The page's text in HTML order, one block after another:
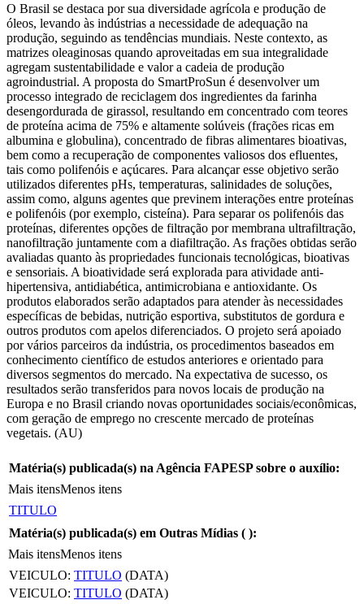
O Brasil se destaca por sua diversidade agrícola e produção de
óleos, levando às indústrias a necessidade de adequação na
produção, seguindo as tendências mundiais. Neste contexto, as
matrizes oleaginosas quando aproveitadas em sua integralidade
agregam sustentabilidade e valor a cadeia de produção
agroindustrial. A proposta do SmartProSun é desenvolver um
processo integrado de reciclagem dos ingredientes da farinha
desengordurada de girassol, resultando em concentrado com teores
de proteína acima de 75% e altamente solúveis (frações ricas em
albumina e globulina), concentrado de fibras alimentares bioativas,
bem como a recuperação de componentes valiosos dos efluentes,
tais como polifenóis e açúcares. Para alcançar esse objetivo serão
utilizados diferentes pHs, temperaturas, salinidades de soluções,
assim como, alguns agentes que previnem interações entre proteínas
e polifenóis (por exemplo, cisteína). Para separar os polifenóis das
proteínas, diferentes opções de filtração por membrana ultrafiltração,
nanofiltração juntamente com a diafiltração. As frações obtidas serão
avaliadas quanto às propriedades funcionais tecnológicas, bioativas
e sensoriais. A bioatividade será explorada para atividade anti-
hipertensiva, antidiabética, antimicrobiana e antioxidante. Os
produtos elaborados serão adaptados para atender às necessidades
específicas de bebidas, nutrição esportiva, substitutos de gordura e
outros produtos com apelos diferenciados. O projeto será apoiado
por vários parceiros da indústria, os procedimentos baseados em
conhecimento científico de estudos anteriores e orientado para
diversos segmentos do mercado. Na expectativa de sucesso, os
resultados serão transferidos para novos locais de produção na
Europa e no Brasil criando novas oportunidades sociais/econômicas,
com geração de emprego no crescente mercado de proteínas
vegetais. (AU)
Matéria(s) publicada(s) na Agência FAPESP sobre o auxílio:
Mais itensMenos itens
TITULO
Matéria(s) publicada(s) em Outras Mídias ( ):
Mais itensMenos itens
VEICULO: TITULO (DATA)
VEICULO: TITULO (DATA)